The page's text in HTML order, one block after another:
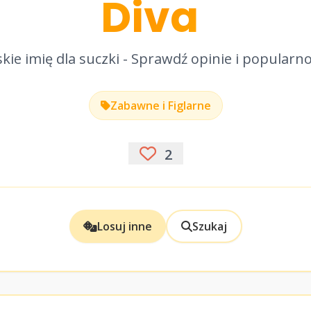
Diva
imię dla suczki - Sprawdź opinie i
Zabawne i Figlarne
2
Losuj inne Szukaj